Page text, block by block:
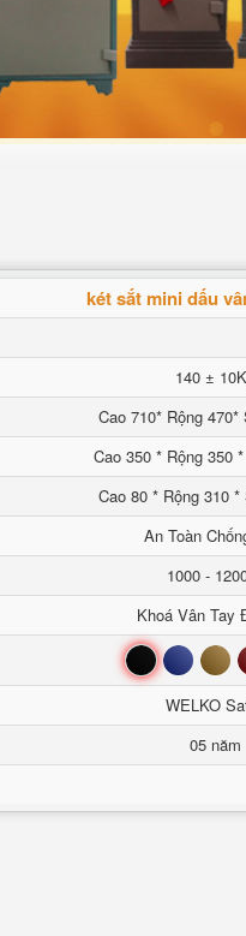
két sắt mini dấu
140 ±
Cao 710* Rộng 470*
Cao 350 * Rộng 350
Cao 80 * Rộng 310
An Toàn
1000 -
Khoá Vân Tay
Đen Xanh Nâu
WELKO
05 năm